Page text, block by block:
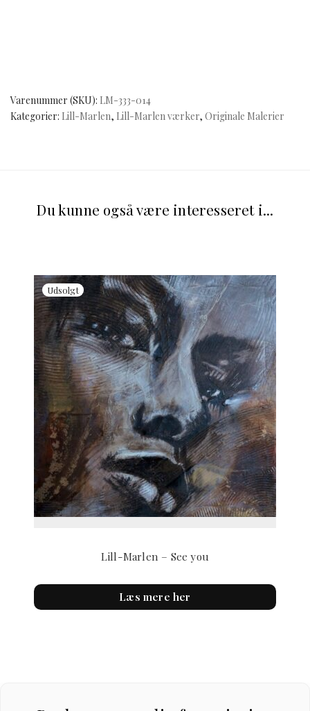
Varenummer (SKU): LM-333-014
Kategorier: Lill-Marlen, Lill-Marlen værker, Originale Malerier
Du kunne også være interesseret i...
Lill-Marlen – See you
Læs mere her